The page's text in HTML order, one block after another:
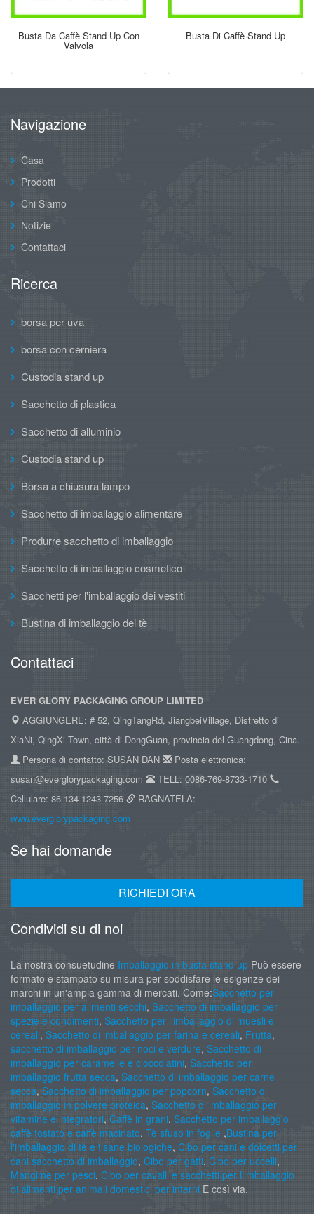
Busta Da Caffè Stand Up Con
Valvola
Busta Di Caffè Stand Up
Navigazione
Casa
Prodotti
Chi Siamo
Notizie
Contattaci
Ricerca
borsa per uva
borsa con cerniera
Custodia stand up
Sacchetto di plastica
Sacchetto di alluminio
Custodia stand up
Borsa a chiusura lampo
Sacchetto di imballaggio alimentare
Produrre sacchetto di imballaggio
Sacchetto di imballaggio cosmetico
Sacchetti per l'imballaggio dei vestiti
Bustina di imballaggio del tè
Contattaci
EVER GLORY PACKAGING GROUP LIMITED
AGGIUNGERE: # 52, QingTangRd, JiangbeiVillage, Distretto di
XiaNi, QingXi Town, città di DongGuan, provincia del Guangdong, Cina.
Persona di contatto: SUSAN DAN
Posta elettronica:
susan@everglorypackaging.com
TELL: 0086-769-8733-1710
Cellulare: 86-134-1243-7256
RAGNATELA:
www.everglorypackaging.com
Se hai domande
RICHIEDI ORA
Condividi su di noi
La nostra consuetudine Imballaggio in busta stand up Può essere
formato e stampato su misura per soddisfare le esigenze dei
marchi in un'ampia gamma di mercati. Come:Sacchetto per
imballaggio per alimenti secchi, Sacchetto di imballaggio per
spezie e condimenti, Sacchetto per l'imballaggio di muesli e
cereali, Sacchetto di imballaggio per farina e cereali, Frutta,
sacchetto di imballaggio per noci e verdure, Sacchetto di
imballaggio per caramelle e cioccolatini, Sacchetto per
imballaggio frutta secca, Sacchetto di imballaggio per carne
secca, Sacchetto di imballaggio per popcorn, Sacchetto di
imballaggio in polvere proteica, Sacchetto di imballaggio per
vitamine e integratori, Caffè in grani, Sacchetto per imballaggio
caffè tostato e caffè macinato, Tè sfuso in foglie ,Bustina per
l'imballaggio di tè e tisane biologiche, Cibo per cani e dolcetti per
cani sacchetto di imballaggio, Cibo per gatti, Cibo per uccelli,
Mangime per pesci, Cibo per cavalli e sacchetti per l'imballaggio
di alimenti per animali domestici per interni E così via.